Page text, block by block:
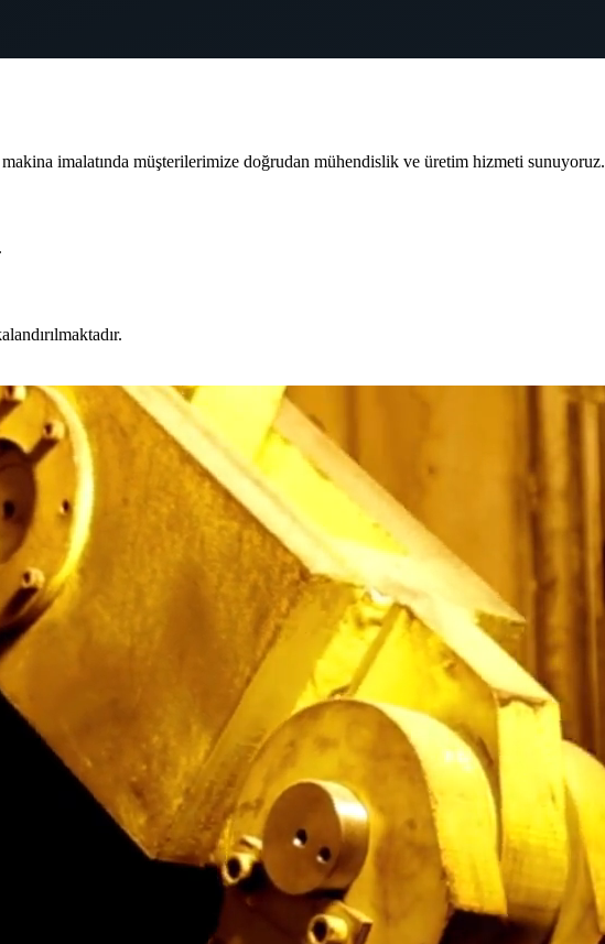
imalatında müşterilerimize doğrudan mühendislik ve üretim hizmeti sunuyoruz.